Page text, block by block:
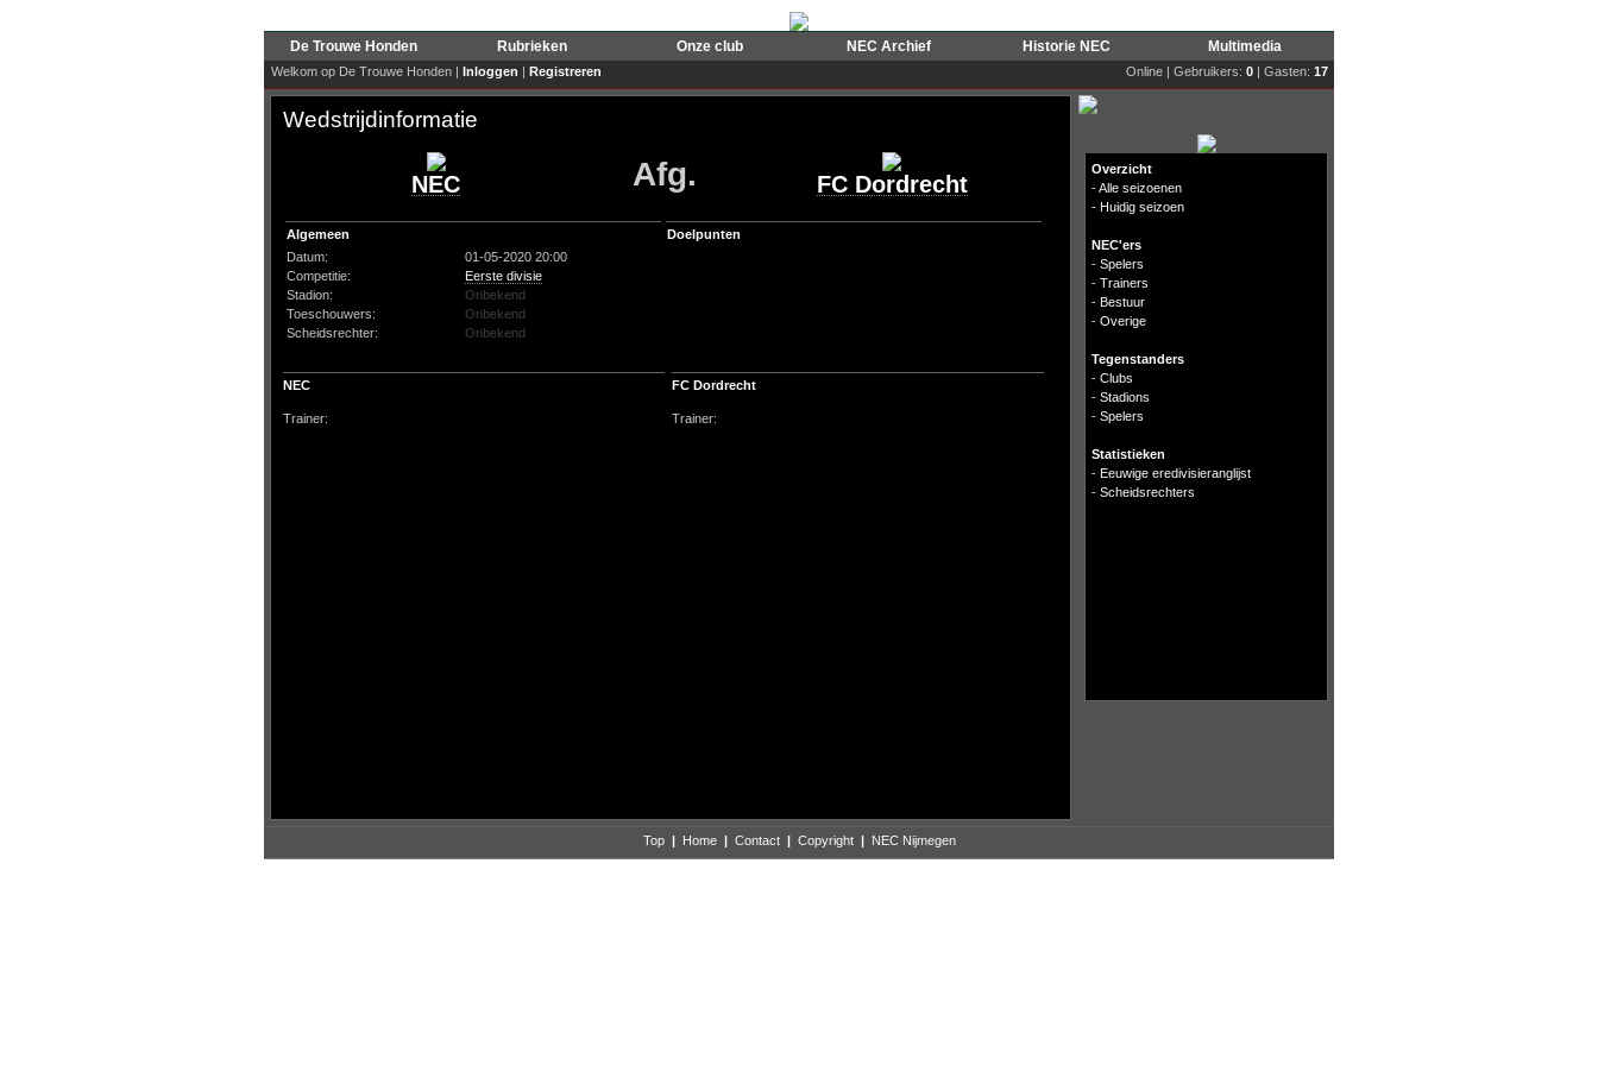
De Trouwe Honden Rubrieken Onze club NEC Archief Historie NEC Multimedia
Welkom op De Trouwe Honden | Inloggen | Registreren Online | Gebruikers: 0 | Gasten: 17
Wedstrijdinformatie
NEC Afg. FC Dordrecht
Algemeen
Datum:
01-05-2020 20:00
Competitie:
Eerste divisie
Stadion:
Onbekend
Toeschouwers:
Onbekend
Scheidsrechter:
Onbekend
Doelpunten
NEC FC Dordrecht
Trainer: Trainer:
Overzicht
-Alle seizoenen
- Huidig seizoen
NEC'ers
- Spelers
- Trainers
- Bestuur
- Overige
Tegenstanders
- Clubs
- Stadions
- Spelers
Statistieken
- Eeuwige eredivisieranglijst
- Scheidsrechters
Top | Home | Contact | Copyright | NEC Nijmegen